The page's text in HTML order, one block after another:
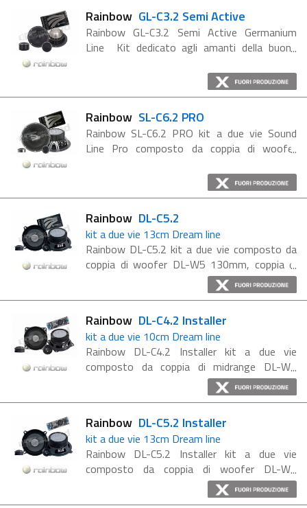
kit ...
Rainbow GL-C3.2 Semi Active
Rainbow GL-C3.2 Semi Active Germanium
Line Kit dedicato agli amanti della buona
componenti resistenti con ottime prestazioni
audiophile. Sistemi di altoparlanti ...
Rainbow SL-C6.2 PRO
Rainbow SL-C6.2 PRO kit a due vie Sound
Line Pro composto da coppia di woofer
PRO Sound rappresenta lo step successivo
della serie Sound, combina particolari ...
Rainbow DL-C5.2
kit a due vie 13cm Dream line
Rainbow DL-C5.2 kit a due vie composto da
coppia di woofer DL-W5 130mm, coppia di
tweeter DL-T20 20mm e crossover dedicati.
La serie Dream fornisce kit e coppie di
Rainbow DL-C4.2 Installer
kit a due vie 10cm Dream line
Rainbow DL-C4.2 Installer kit a due vie
composto da coppia di midrange DL-W4
100mm, coppia di tweeter DL-T20 20mm e
crossover a filo dedicati. La serie Dream
Rainbow DL-C5.2 Installer
kit a due vie 13cm Dream line
Rainbow DL-C5.2 Installer kit a due vie
composto da coppia di woofer DL-W5
130mm, coppia di tweeter DL-T20 20mm e
crossover inline dedicati. La serie Dream